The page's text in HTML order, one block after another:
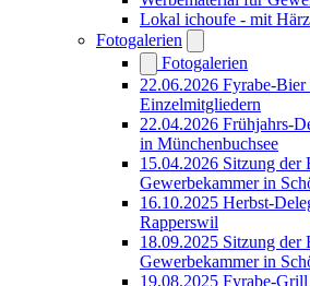
Lokal ichoufe - mit
Fotogalerien
Fotogalerien
22.06.2026 Fyrabe-Bier
Einzelmitgliedern
22.04.2026 Frühjahrs-
in Münchenbuchsee
15.04.2026 Sitzung der
Gewerbekammer in
16.10.2025 Herbst-
Rapperswil
18.09.2025 Sitzung der
Gewerbekammer in
19.08.2025 Fyrabe-